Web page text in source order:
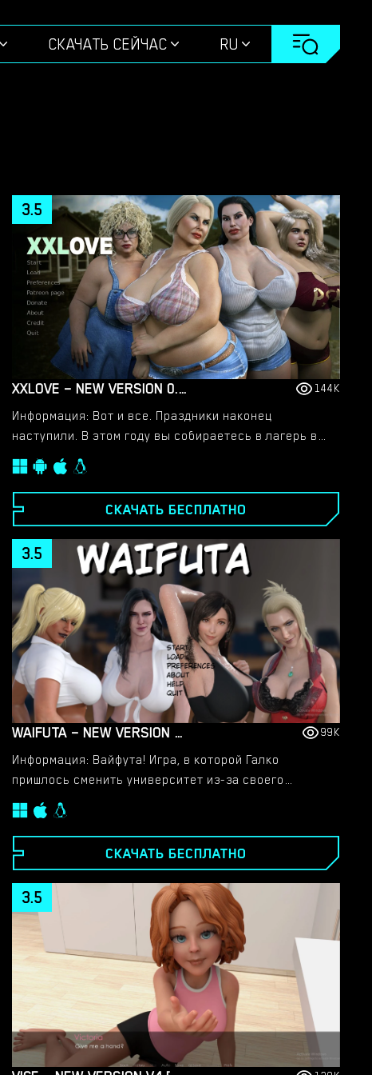
СКАЧАТЬ СЕЙЧАС RU
XXLOVE – NEW VERSION 0.8 [CHAIXAS-GAMES]
3.5
144K
Информация: Вот и все. Праздники наконец
наступили. В этом году вы собираетесь в лагерь в
лесу. Вам эта идея не понравилась, но события
изменят все. Вас ждет очень жаркий праздник!!​
СКАЧАТЬ БЕСПЛАТНО
WAIFUTA – NEW VERSION 0.6 [TILTPROOFNO]
3.5
99K
Информация: Вайфута! Игра, в которой Галко
пришлось сменить университет из-за своего
сомнительного поведения. Ее новая школа должна
была быть школой только для девочек, но
оказалось, что это школы только для футанари, и
все они выглядят так, будто я их где-то видел…
СКАЧАТЬ БЕСПЛАТНО
3.5